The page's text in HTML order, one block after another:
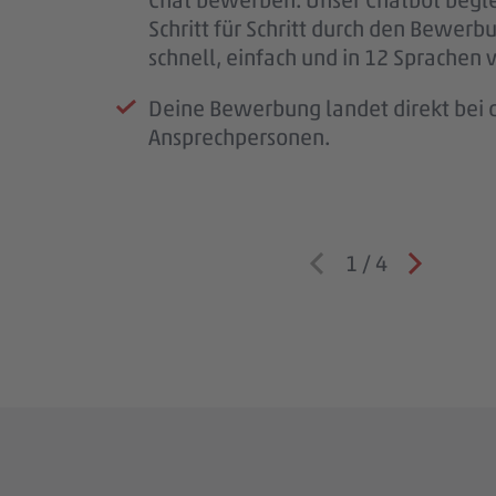
Schritt für Schritt durch den
schnell, einfach und in 12 Sprachen
Deine Bewerbung landet direkt bei
Ansprechpersonen.
Wenn wir Rückfragen haben,
1 / 4